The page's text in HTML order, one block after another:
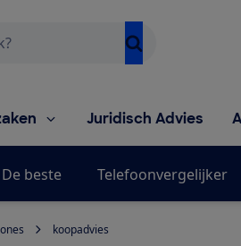
Juridisch Advies
De beste Telefoonvergelijker
koopadvies